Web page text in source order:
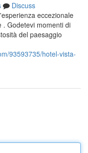
Discuss
eccezionale
. Godetevi momenti di
del paesaggio
93593735/hotel-vista-